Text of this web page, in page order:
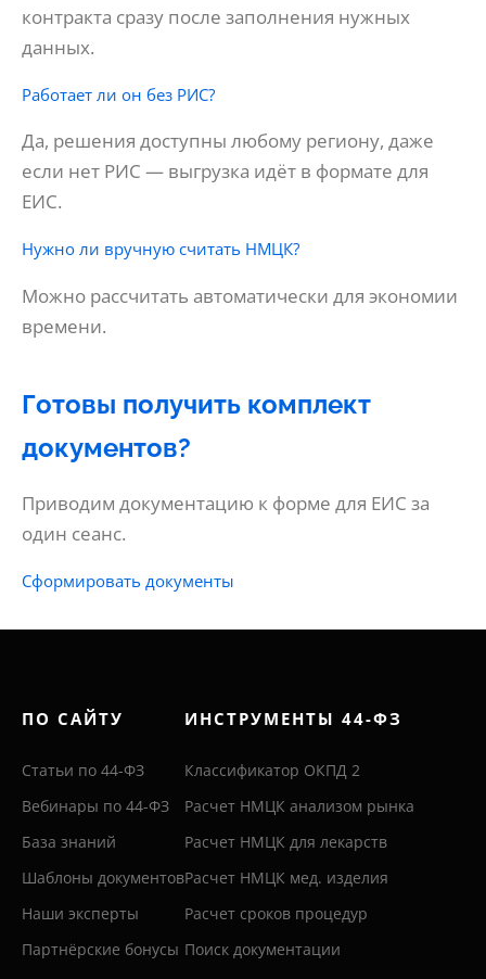
контракта сразу после заполнения нужных
данных.
Работает ли он без РИС?
Да, решения доступны любому региону, даже
если нет РИС — выгрузка идёт в формате для
ЕИС.
Нужно ли вручную считать НМЦК?
Можно рассчитать автоматически для экономии
времени.
Готовы получить комплект
документов?
Приводим документацию к форме для ЕИС за
один сеанс.
Сформировать документы
ПО САЙТУ
Статьи по 44-ФЗ
Вебинары по 44-ФЗ
База знаний
Шаблоны документов
Наши эксперты
Партнёрские бонусы
ИНСТРУМЕНТЫ 44-ФЗ
Классификатор ОКПД 2
Расчет НМЦК анализом рынка
Расчет НМЦК для лекарств
Расчет НМЦК мед. изделия
Расчет сроков процедур
Поиск документации